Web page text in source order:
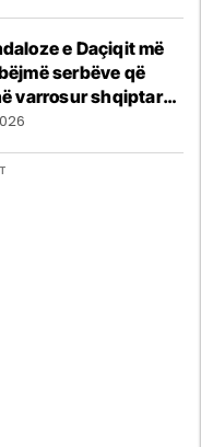
e Daçiqit më
serbëve që
varrosur shqiptarët